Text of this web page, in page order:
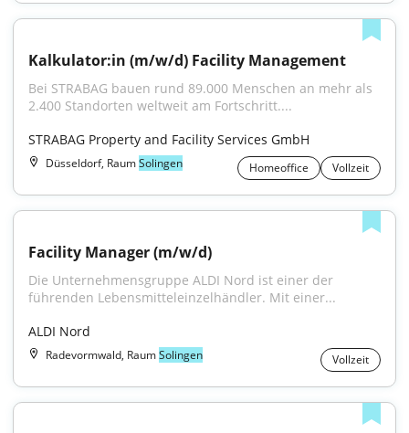
Kalkulator:in (m/w/d) Facility Management
Bei STRABAG bauen rund 89.000 Menschen an mehr als
2.400 Standorten weltweit am Fortschritt....
STRABAG Property and Facility Services GmbH
Düsseldorf, RaumSolingen Homeoffice Vollzeit
Facility Manager (m/w/d)
Die Unternehmensgruppe ALDI Nord ist einer der
führenden Lebensmitteleinzelhändler. Mit einer...
ALDI Nord
Radevormwald, RaumSolingen Vollzeit